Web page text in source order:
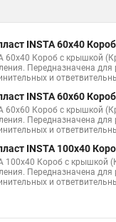
INSTA 60х40
60х40 Короб с крышкой
Передназначена
и
INSTA 60х60
60х60 Короб с крышкой
Передназначена
и
INSTA 100x40
100x40 Короб с крышкой
Передназначена
и